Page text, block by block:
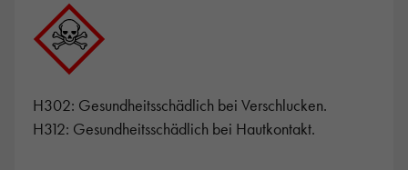
H302: Gesundheitsschädlich bei Verschlucken.
H312: Gesundheitsschädlich bei Hautkontakt.